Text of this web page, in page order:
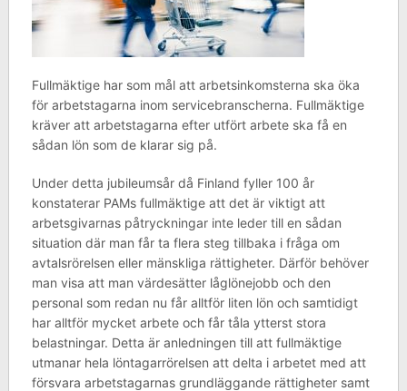
Fullmäktige har som mål att arbetsinkomsterna ska öka
för arbetstagarna inom servicebranscherna. Fullmäktige
kräver att arbetstagarna efter utfört arbete ska få en
sådan lön som de klarar sig på.
Under detta jubileumsår då Finland fyller 100 år
konstaterar PAMs fullmäktige att det är viktigt att
arbetsgivarnas påtryckningar inte leder till en sådan
situation där man får ta flera steg tillbaka i fråga om
avtalsrörelsen eller mänskliga rättigheter. Därför behöver
man visa att man värdesätter låglönejobb och den
personal som redan nu får alltför liten lön och samtidigt
har alltför mycket arbete och får tåla ytterst stora
belastningar. Detta är anledningen till att fullmäktige
utmanar hela löntagarrörelsen att delta i arbetet med att
försvara arbetstagarnas grundläggande rättigheter samt